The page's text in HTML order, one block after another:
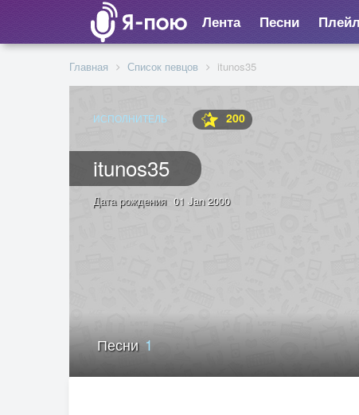
Лента Песни
Главная Список певцов itunos35
ИСПОЛНИТЕЛЬ 200
itunos35
Дата рождения 01 Jan 2000
Песни1